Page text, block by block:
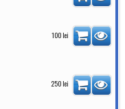
100 lei
250 lei